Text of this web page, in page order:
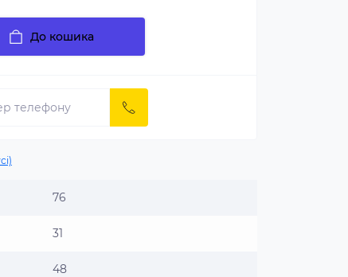
До кошика
76
31
48